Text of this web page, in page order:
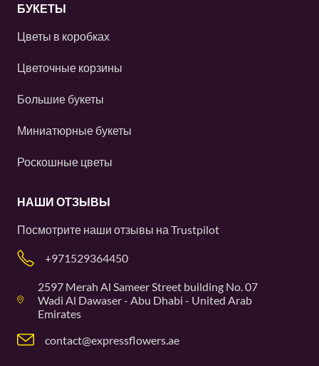
БУКЕТЫ
Цветы в коробках
Цветочные корзины
Большие букеты
Миниатюрные букеты
Роскошные цветы
НАШИ ОТЗЫВЫ
Посмотрите наши отзывы на Trustpilot
+971529364450
2597 Merah Al Sameer Street building No. 07
Wadi Al Dawaser - Abu Dhabi - United Arab
Emirates
contact@expressflowers.ae